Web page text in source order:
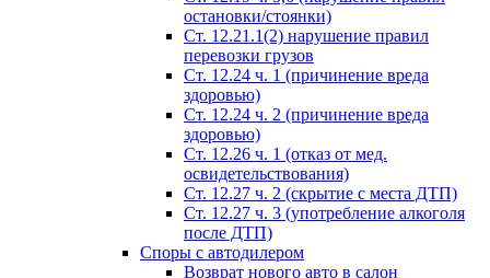
остановки/стоянки)
Ст. 12.21.1(2) нарушение правил
перевозки грузов
Ст. 12.24 ч. 1 (причинение вреда
здоровью)
Ст. 12.24 ч. 2 (причинение вреда
здоровью)
Ст. 12.26 ч. 1 (отказ от мед.
освидетельствования)
Ст. 12.27 ч. 2 (скрытие с места ДТП)
Ст. 12.27 ч. 3 (употребление алкоголя
после ДТП)
Споры с автодилером
Возврат нового авто в салон